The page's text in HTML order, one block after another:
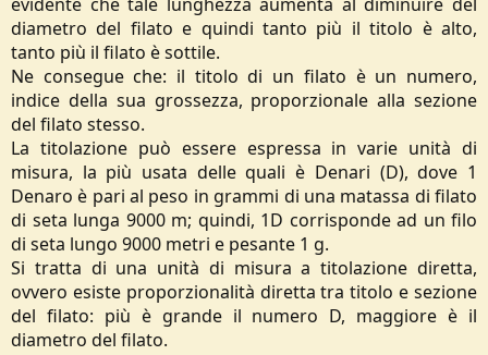
diametro del filato e quindi tanto più il titolo è alto,
tanto più il filato è sottile.
Ne consegue che: il titolo di un filato è un numero,
indice della sua grossezza, proporzionale alla sezione
del filato stesso.
La titolazione può essere espressa in varie unità di
misura, la più usata delle quali è Denari (D), dove 1
Denaro è pari al peso in grammi di una matassa di filato
di seta lunga 9000 m; quindi, 1D corrisponde ad un filo
di seta lungo 9000 metri e pesante 1 g.
Si tratta di una unità di misura a titolazione diretta,
ovvero esiste proporzionalità diretta tra titolo e sezione
del filato: più è grande il numero D, maggiore è il
diametro del filato.